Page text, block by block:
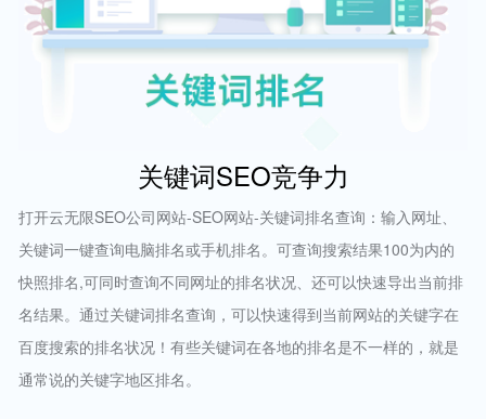
关键词SEO竞争力
打开云无限SEO公司网站-SEO网站-关键词排名查询：输入网址、
关键词一键查询电脑排名或手机排名。可查询搜索结果100为内的
快照排名,可同时查询不同网址的排名状况、还可以快速导出当前排
名结果。通过关键词排名查询，可以快速得到当前网站的关键字在
百度搜索的排名状况！有些关键词在各地的排名是不一样的，就是
通常说的关键字地区排名。